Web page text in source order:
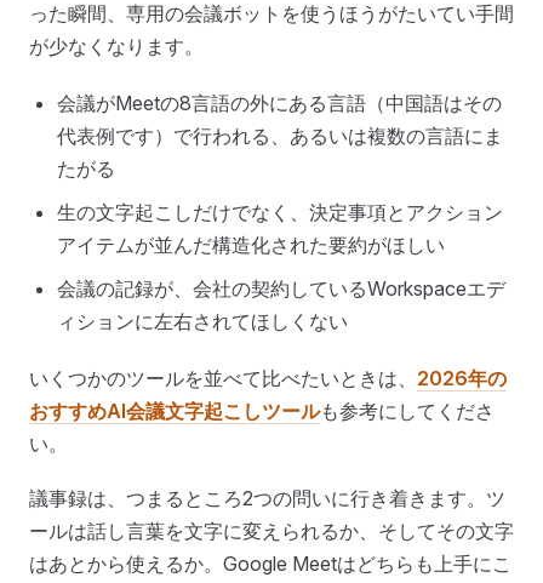
った瞬間、専用の会議ボットを使うほうがたいてい手間
が少なくなります。
会議がMeetの8言語の外にある言語（中国語はその
代表例です）で行われる、あるいは複数の言語にま
たがる
生の文字起こしだけでなく、決定事項とアクション
アイテムが並んだ構造化された要約がほしい
会議の記録が、会社の契約しているWorkspaceエデ
ィションに左右されてほしくない
いくつかのツールを並べて比べたいときは、 2026年の
おすすめAI会議文字起こしツールも参考にしてくださ
い。
議事録は、つまるところ2つの問いに行き着きます。ツ
ールは話し言葉を文字に変えられるか、そしてその文字
はあとから使えるか。Google Meetはどちらも上手にこ